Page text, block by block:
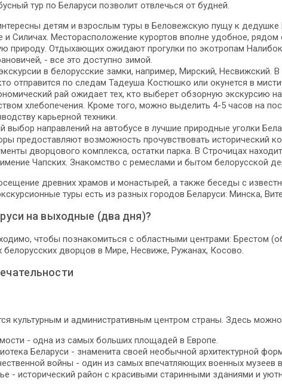
тур по Беларуси позволит отвлечься от будней.
детям и взрослым туры в Беловежскую пущу к
и Силичах. Месторасположение курортов вполне удобное,
природу. Отдыхающих ожидают прогулки по экотропам
- все это доступно зимой.
в белорусские замки, например, Мирский,
отправится по следам Тадеуша Костюшко или окунется в
рай ожидает тех, кто выберет обзорную
хлебопечения. Кроме того, можно выделить 4-5 часов на
карьерной техники.
выбор направлений на автобусе в лучшие природные уголки
предоставляют возможность прочувствовать исторический
дворцового комплекса, остатки парка. В Строчицах
Чапских. Знакомство с ремеслами и бытом белорусской
древних храмов и монастырей, а также беседы с
туры есть из разных городов Беларуси: Минска,
на выходные (два дня)?
чтобы познакомиться с областными центрами: Брестом
белорусских дворцов в Мире, Несвиже, Ружанах, Косово.
культурным и административным центром страны. Здесь можно
- одна из самых больших площадей в Европе.
Беларуси - знаменита своей необычной архитектурной
войны - один из самых впечатляющих военных музеев
- исторический район с красивыми старинными зданиями и